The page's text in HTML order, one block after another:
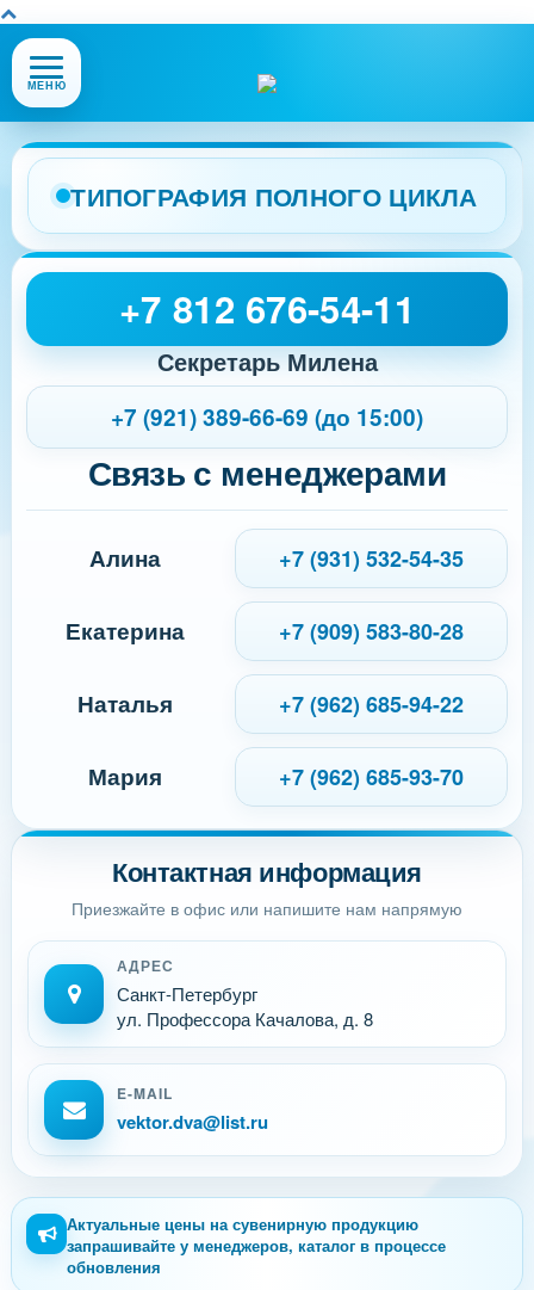
Открыть
или
меню
сайта
МЕНЮ
ТИПОГРАФИЯ ПОЛНОГО ЦИКЛА
Контактная информация
Приезжайте в офис или напишите нам напрямую
АДРЕС
Санкт-Петербург
ул. Профессора Качалова, д. 8
E-MAIL
vektor.dva@list.ru
+7 812 676-54-11
Секретарь Милена
+7 (921) 389-66-69 (до 15:00)
Связь с менеджерами
Алина +7 (931) 532-54-35
Екатерина +7 (909) 583-80-28
Наталья +7 (962) 685-94-22
Мария +7 (962) 685-93-70
Актуальные цены на сувенирную продукцию
запрашивайте у менеджеров, каталог в процессе
обновления